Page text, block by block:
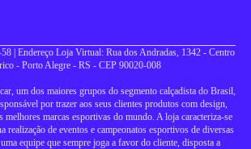
| Endereço Loja Virtual: Rua dos Andradas, 1342 - Centro
- Porto Alegre - RS - CEP 90020-008
um dos maiores grupos do segmento calçadista do Brasil,
por trazer aos seus clientes produtos com design,
melhores marcas esportivas do mundo. A loja caracteriza-se
realização de eventos e campeonatos esportivos de diversas
equipe que sempre joga a favor do cliente, disposta a